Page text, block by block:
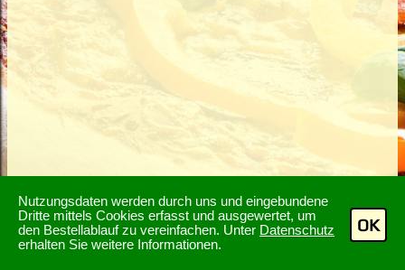
Nutzungsdaten werden durch uns und eingebundene
Dritte mittels Cookies erfasst und ausgewertet, um
den Bestellablauf zu vereinfachen. Unter Datenschutz
erhalten Sie weitere Informationen.
OK